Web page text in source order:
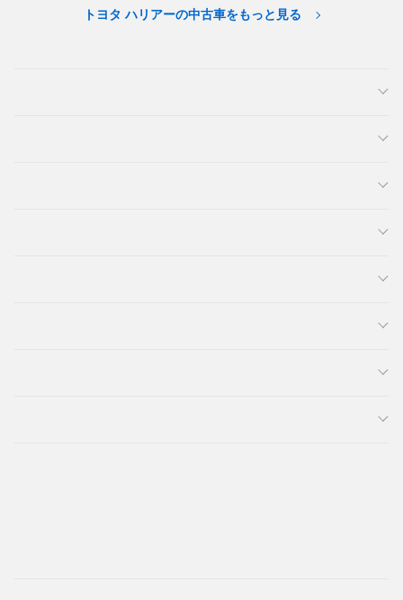
トヨタ ハリアーの中古車をもっと見る